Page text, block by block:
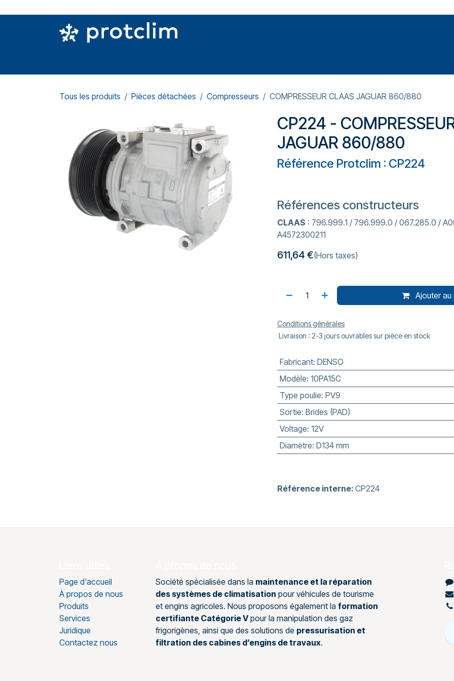
Tous les produits Pièces détachées Compresseurs COMPRESSEUR CLAAS JAGUAR 860/880
CP224 -
JAGUAR 860/880
Référence Protclim : CP224
Références constructeurs
CLAAS : 796.999.1 / 796.999.0 / 067.285.0 /
A4572300211
611,64 €(Hors taxes)
Ajouter au
Conditions générales
Livraison : 2-3 jours ouvrables sur pièce en stock
Fabricant: DENSO
Modèle: 10PA15C
Type poulie: PV9
Sortie: Brides (PAD)
Voltage: 12V
Diamètre: D134 mm
Référence interne: CP224
Page d'accueil
À propos de nous
Produits
Services
Juridique
Contactez nous
Société spécialisée dans la maintenance et la réparation
des systèmes de climatisation pour véhicules de tourisme
et engins agricoles. Nous proposons également la formation
certifiante Catégorie Vpour la manipulation des gaz
frigorigènes, ainsi que des solutions de pressurisation et
filtration des cabines d’engins de travaux.